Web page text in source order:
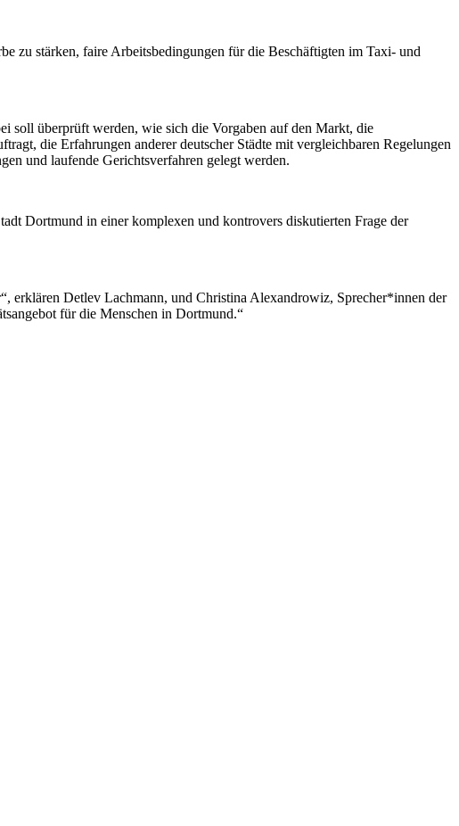
zu stärken, faire Arbeitsbedingungen für die Beschäftigten im Taxi- und
soll überprüft werden, wie sich die Vorgaben auf den Markt, die
die Erfahrungen anderer deutscher Städte mit vergleichbaren Regelungen
und laufende Gerichtsverfahren gelegt werden.
Dortmund in einer komplexen und kontrovers diskutierten Frage der
erklären Detlev Lachmann, und Christina Alexandrowiz, Sprecher*innen der
für die Menschen in Dortmund.“